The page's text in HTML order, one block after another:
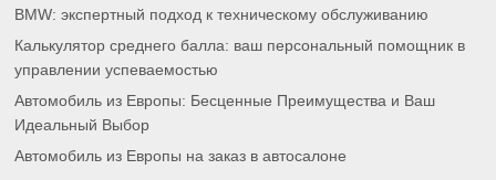
BMW: экспертный подход к техническому обслуживанию
Калькулятор среднего балла: ваш персональный помощник в
управлении успеваемостью
Автомобиль из Европы: Бесценные Преимущества и Ваш
Идеальный Выбор
Автомобиль из Европы на заказ в автосалоне